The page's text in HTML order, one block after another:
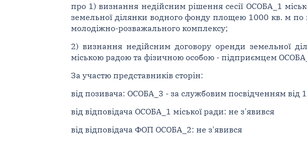
про 1) визнання недійсним рішення сесії ОСОБА_1
земельної ділянки водного фонду площею 1000 кв. м по
молодіжно-розважального комплексу;
2) визнання недійсним договору оренди земельної
міською радою та фізичною особою - підприємцем
За участю представників сторін:
від позивача: ОСОБА_3 - за службовим посвідченням від
від відповідача ОСОБА_1 міської ради: не з'явився
від відповідача ФОП ОСОБА_2: не з'явився